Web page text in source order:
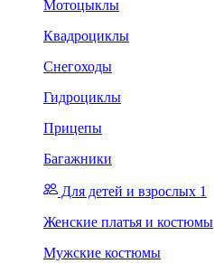
Мотоцыклы
Квадроциклы
Снегоходы
Гидроциклы
Прицепы
Багажники
Для детей и взрослых 1
Женские платья и костюмы
Мужские костюмы